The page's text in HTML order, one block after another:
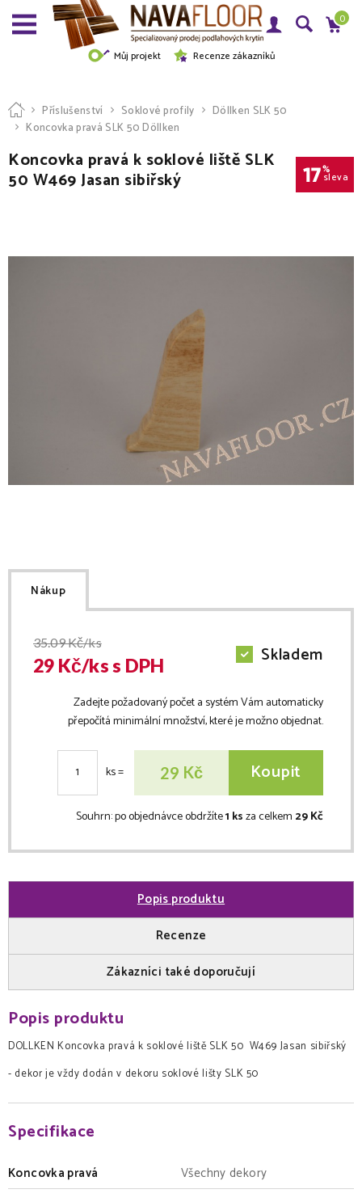
Můj projekt Recenze zákazníků
0
Příslušenství Soklové profily
Döllken SLK 50
Koncovka pravá SLK 50 Döllken
Koncovka pravá k soklové liště SLK
50 W469 Jasan sibiřský 17%
sleva
Nákup
35.09Kč/ks
29 Kč/kss DPH Skladem
Zadejte požadovaný počet a systém Vám automaticky
přepočítá minimální množství, které je možno objednat.
ks= 29 Kč Koupit
Souhrn:po objednávce obdržíte1 ksza celkem 29 Kč
Popis produktu
Recenze
Zákazníci také doporučují
Popis produktu
DOLLKEN Koncovka pravá k soklové liště SLK 50 W469 Jasan sibiřský
- dekor je vždy dodán v dekoru soklové lišty SLK 50
Specifikace
Koncovka pravá Všechny dekory